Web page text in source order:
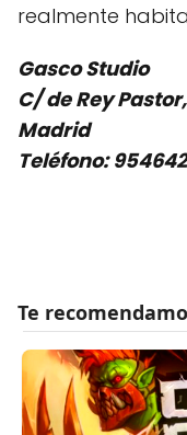
realmente
Gasco Studio
C/ de Rey
Madrid
Teléfono: